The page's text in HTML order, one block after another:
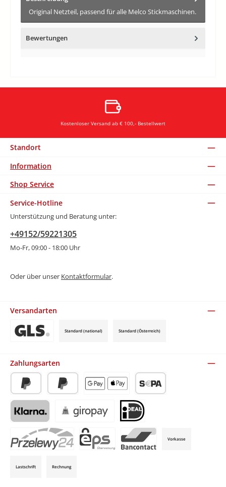
Original Netzteil, passend für alle Melco Stickmaschinen.
Bewertungen
Kostenloser Versand ab € 100,- Bestellwert
Standort
Information
Shop Service
Service-Hotline
Unterstützung und Beratung unter:
+49152/59221305
Mo-Fr, 09:00 - 18:00 Uhr
Oder über unser Kontaktformular.
Versandarten
Standard (national) Standard (Österreich)
Zahlungsarten
PayPal Später BezahlenApple Pay / Google Pay (via Stripe)
SEPA-Lastschrift (via Stripe)
Klarna (via Stripe)Giropay (via Stripe) iDeal (via Stripe)
Vorkasse
Lastschrift Rechnung